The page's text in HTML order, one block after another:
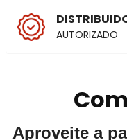
AUTORIZADO
Aproveite a